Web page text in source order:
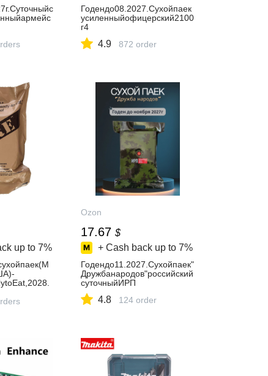
Годендо08.2027.Сухойпаек
усиленныйофицерский2100
г4
4.9 872 order
up to 7%
Ozon
17.67 $
+ Cash back up to 7%
Годендо11.2027.Сухойпаек"
Дружбанародов"российский
суточныйИРП
4.8 124 order